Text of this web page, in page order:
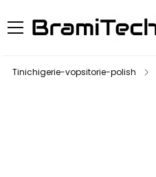
Tinichigerie-vopsitorie-polish